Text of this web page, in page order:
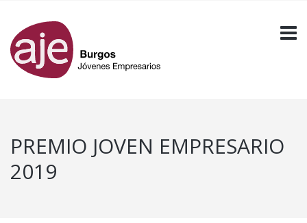
PREMIO JOVEN EMPRESARIO
2019